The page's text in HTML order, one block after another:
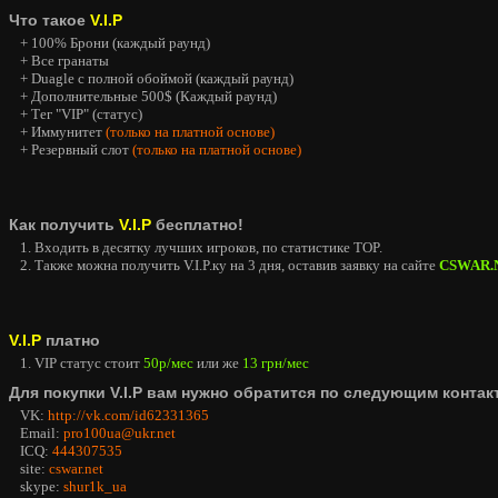
Что такое V.I.P
+ 100% Брони (каждый раунд)
+ Все гранаты
+ Duagle с полной обоймой (каждый раунд)
+ Дополнительные 500$ (Каждый раунд)
+ Тег "VIP" (статус)
+ Иммунитет (только на платной основе)
+ Резервный слот (только на платной основе)
Как получить V.I.P бесплатно!
1. Входить в десятку лучших игроков, по статистике TOP.
2. Также можна получить V.I.P.ку на 3 дня, оставив заявку на сайте
V.I.P платно
1. VIP статус стоит 50р/мес или же 13 грн/мес
Для покупки V.I.P вам нужно обратится по следующим
VK: http://vk.com/id62331365
Email: pro100ua@ukr.net
ICQ: 444307535
site: cswar.net
skype: shur1k_ua